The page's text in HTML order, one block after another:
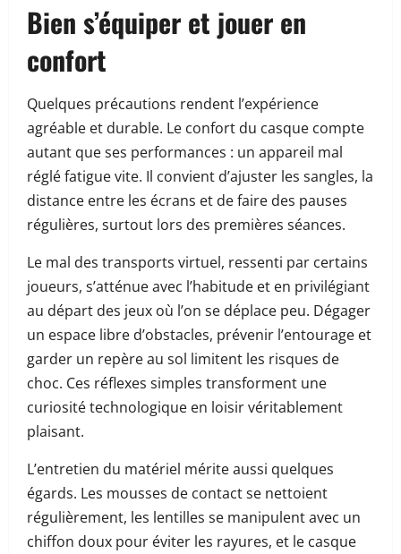
Bien s’équiper et jouer en
confort
Quelques précautions rendent l’expérience
agréable et durable. Le confort du casque compte
autant que ses performances : un appareil mal
réglé fatigue vite. Il convient d’ajuster les sangles, la
distance entre les écrans et de faire des pauses
régulières, surtout lors des premières séances.
Le mal des transports virtuel, ressenti par certains
joueurs, s’atténue avec l’habitude et en privilégiant
au départ des jeux où l’on se déplace peu. Dégager
un espace libre d’obstacles, prévenir l’entourage et
garder un repère au sol limitent les risques de
choc. Ces réflexes simples transforment une
curiosité technologique en loisir véritablement
plaisant.
L’entretien du matériel mérite aussi quelques
égards. Les mousses de contact se nettoient
régulièrement, les lentilles se manipulent avec un
chiffon doux pour éviter les rayures, et le casque